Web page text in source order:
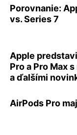
Porovnanie:
vs. Series 7
Apple
Pro a Pro Max
a ďalšími
AirPods Pro